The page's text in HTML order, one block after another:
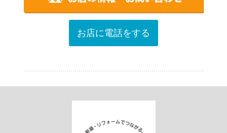
お店に電話をする